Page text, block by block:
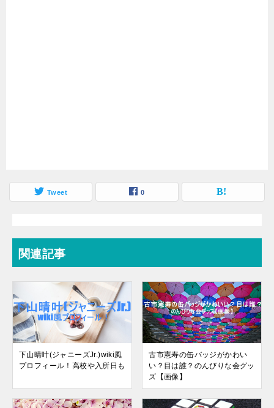
Tweet 0
関連記事
下山晴叶(ジャニーズJr.)wiki風
プロフィール！高校や入所日も
古市憲寿の缶バッジがかわい
い？目は誰？のんびりな会グッ
ズ【画像】